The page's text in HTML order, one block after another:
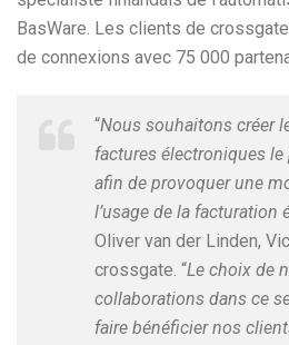
BasWare. Les clients de
de connexions avec 75 000
“Nous souhaitons créer
factures électroniques le
afin de provoquer une
l’usage de la facturation
Oliver van der Linden,
crossgate. “Le choix de
collaborations dans ce
faire bénéficier nos